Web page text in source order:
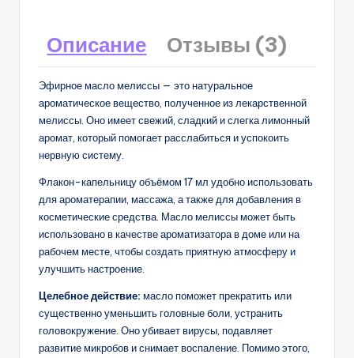
Описание Отзывы (3)
Эфирное масло мелиссы — это натуральное
ароматическое вещество, полученное из лекарственной
мелиссы. Оно имеет свежий, сладкий и слегка лимонный
аромат, который помогает расслабиться и успокоить
нервную систему.
Флакон-капельницу объёмом 17 мл удобно использовать
для ароматерапии, массажа, а также для добавления в
косметические средства. Масло мелиссы может быть
использовано в качестве ароматизатора в доме или на
рабочем месте, чтобы создать приятную атмосферу и
улучшить настроение.
Целебное действие: масло поможет прекратить или
существенно уменьшить головные боли, устранить
головокружение. Оно убивает вирусы, подавляет
развитие микробов и снимает воспаление. Помимо этого,